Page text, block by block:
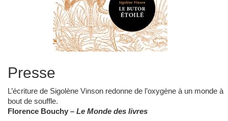
Presse
L’écriture de Sigolène Vinson redonne de l’oxygène à un monde à
bout de souffle.
Florence Bouchy – Le Monde des livres